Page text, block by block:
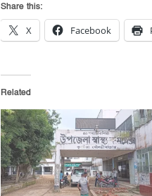
Share this:
X Facebook
Related